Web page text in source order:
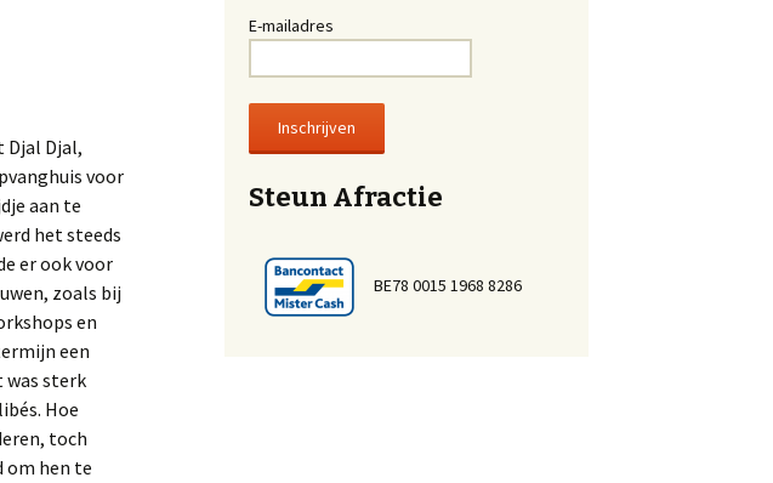
Djal Djal,
voor
aan te
het steeds
er ook voor
zoals bij
en
een
was sterk
Hoe
toch
om hen te
E-mailadres
Steun Afractie
BE78 0015 1968 8286